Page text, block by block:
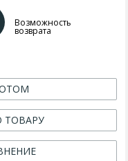
Возможность
возврата
ТОВАРУ